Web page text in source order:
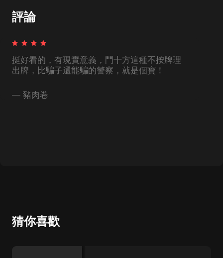
評論
挺好看的，有現實意義，鬥十方這種不按牌理
出牌，比騙子還能騙的警察，就是個寶！
— 豬肉卷
猜你喜歡